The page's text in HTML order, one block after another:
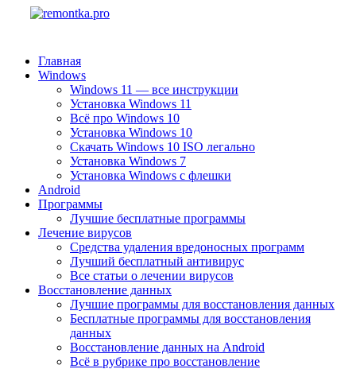
Главная
Windows
Windows 11 — все инструкции
Установка Windows 11
Всё про Windows 10
Установка Windows 10
Скачать Windows 10 ISO легально
Установка Windows 7
Установка Windows с флешки
Android
Программы
Лучшие бесплатные программы
Лечение вирусов
Средства удаления вредоносных программ
Лучший бесплатный антивирус
Все статьи о лечении вирусов
Восстановление данных
Лучшие программы для восстановления данных
Бесплатные программы для восстановления
данных
Восстановление данных на Android
Всё в рубрике про восстановление